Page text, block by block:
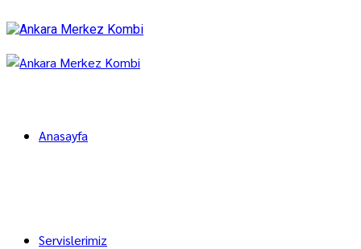
Anasayfa
Servislerimiz